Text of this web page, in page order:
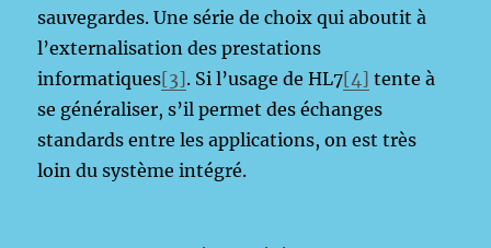
sauvegardes. Une série de choix qui aboutit à
l’externalisation des prestations
informatiques[3]. Si l’usage de HL7[4] tente à
se généraliser, s’il permet des échanges
standards entre les applications, on est très
loin du système intégré.